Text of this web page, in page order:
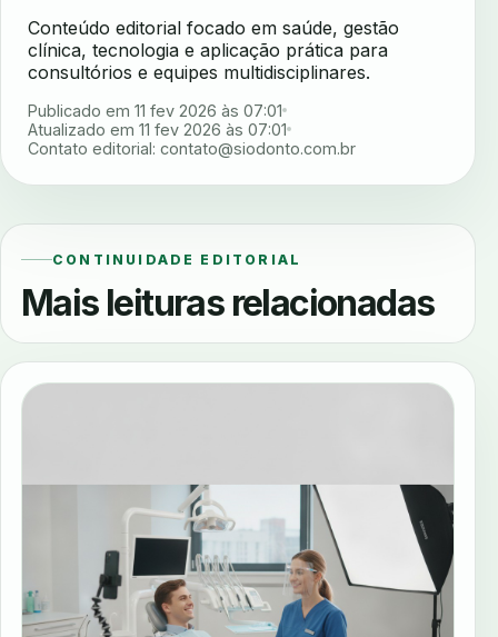
Conteúdo editorial focado em saúde, gestão
clínica, tecnologia e aplicação prática para
consultórios e equipes multidisciplinares.
Publicado em 11 fev 2026 às 07:01
Atualizado em 11 fev 2026 às 07:01
Contato editorial: contato@siodonto.com.br
CONTINUIDADE EDITORIAL
Mais leituras relacionadas